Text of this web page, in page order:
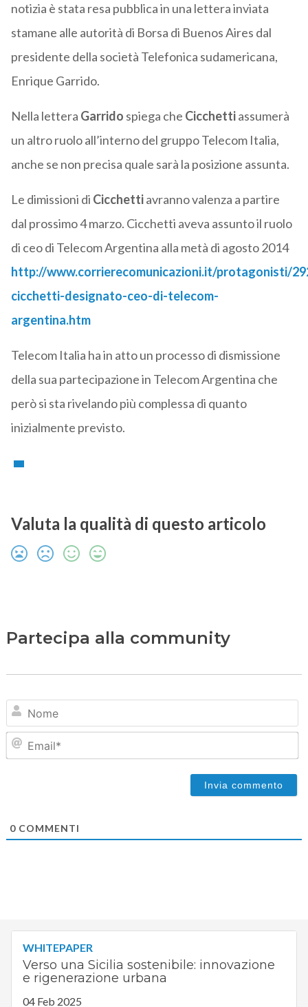
notizia è stata resa pubblica in una lettera inviata
stamane alle autorità di Borsa di Buenos Aires dal
presidente della società Telefonica sudamericana,
Enrique Garrido.
Nella lettera Garrido spiega che Cicchettiassumerà
un altro ruolo all’interno del gruppo Telecom Italia,
anche se non precisa quale sarà la posizione assunta.
Le dimissioni di Cicchettiavranno valenza a partire
dal prossimo 4 marzo. Cicchetti aveva assunto il ruolo
di ceo di Telecom Argentina alla metà di agosto 2014
http://www.corrierecomunicazioni.it/protagonisti/
cicchetti-designato-ceo-di-telecom-
argentina.htm
Telecom Italia ha in atto un processo di dismissione
della sua partecipazione in Telecom Argentina che
però si sta rivelando più complessa di quanto
inizialmente previsto.
Valuta la qualità di questo articolo
Partecipa alla community
0COMMENTI
WHITEPAPER
Verso una Sicilia sostenibile: innovazione
e rigenerazione urbana
04 Feb 2025